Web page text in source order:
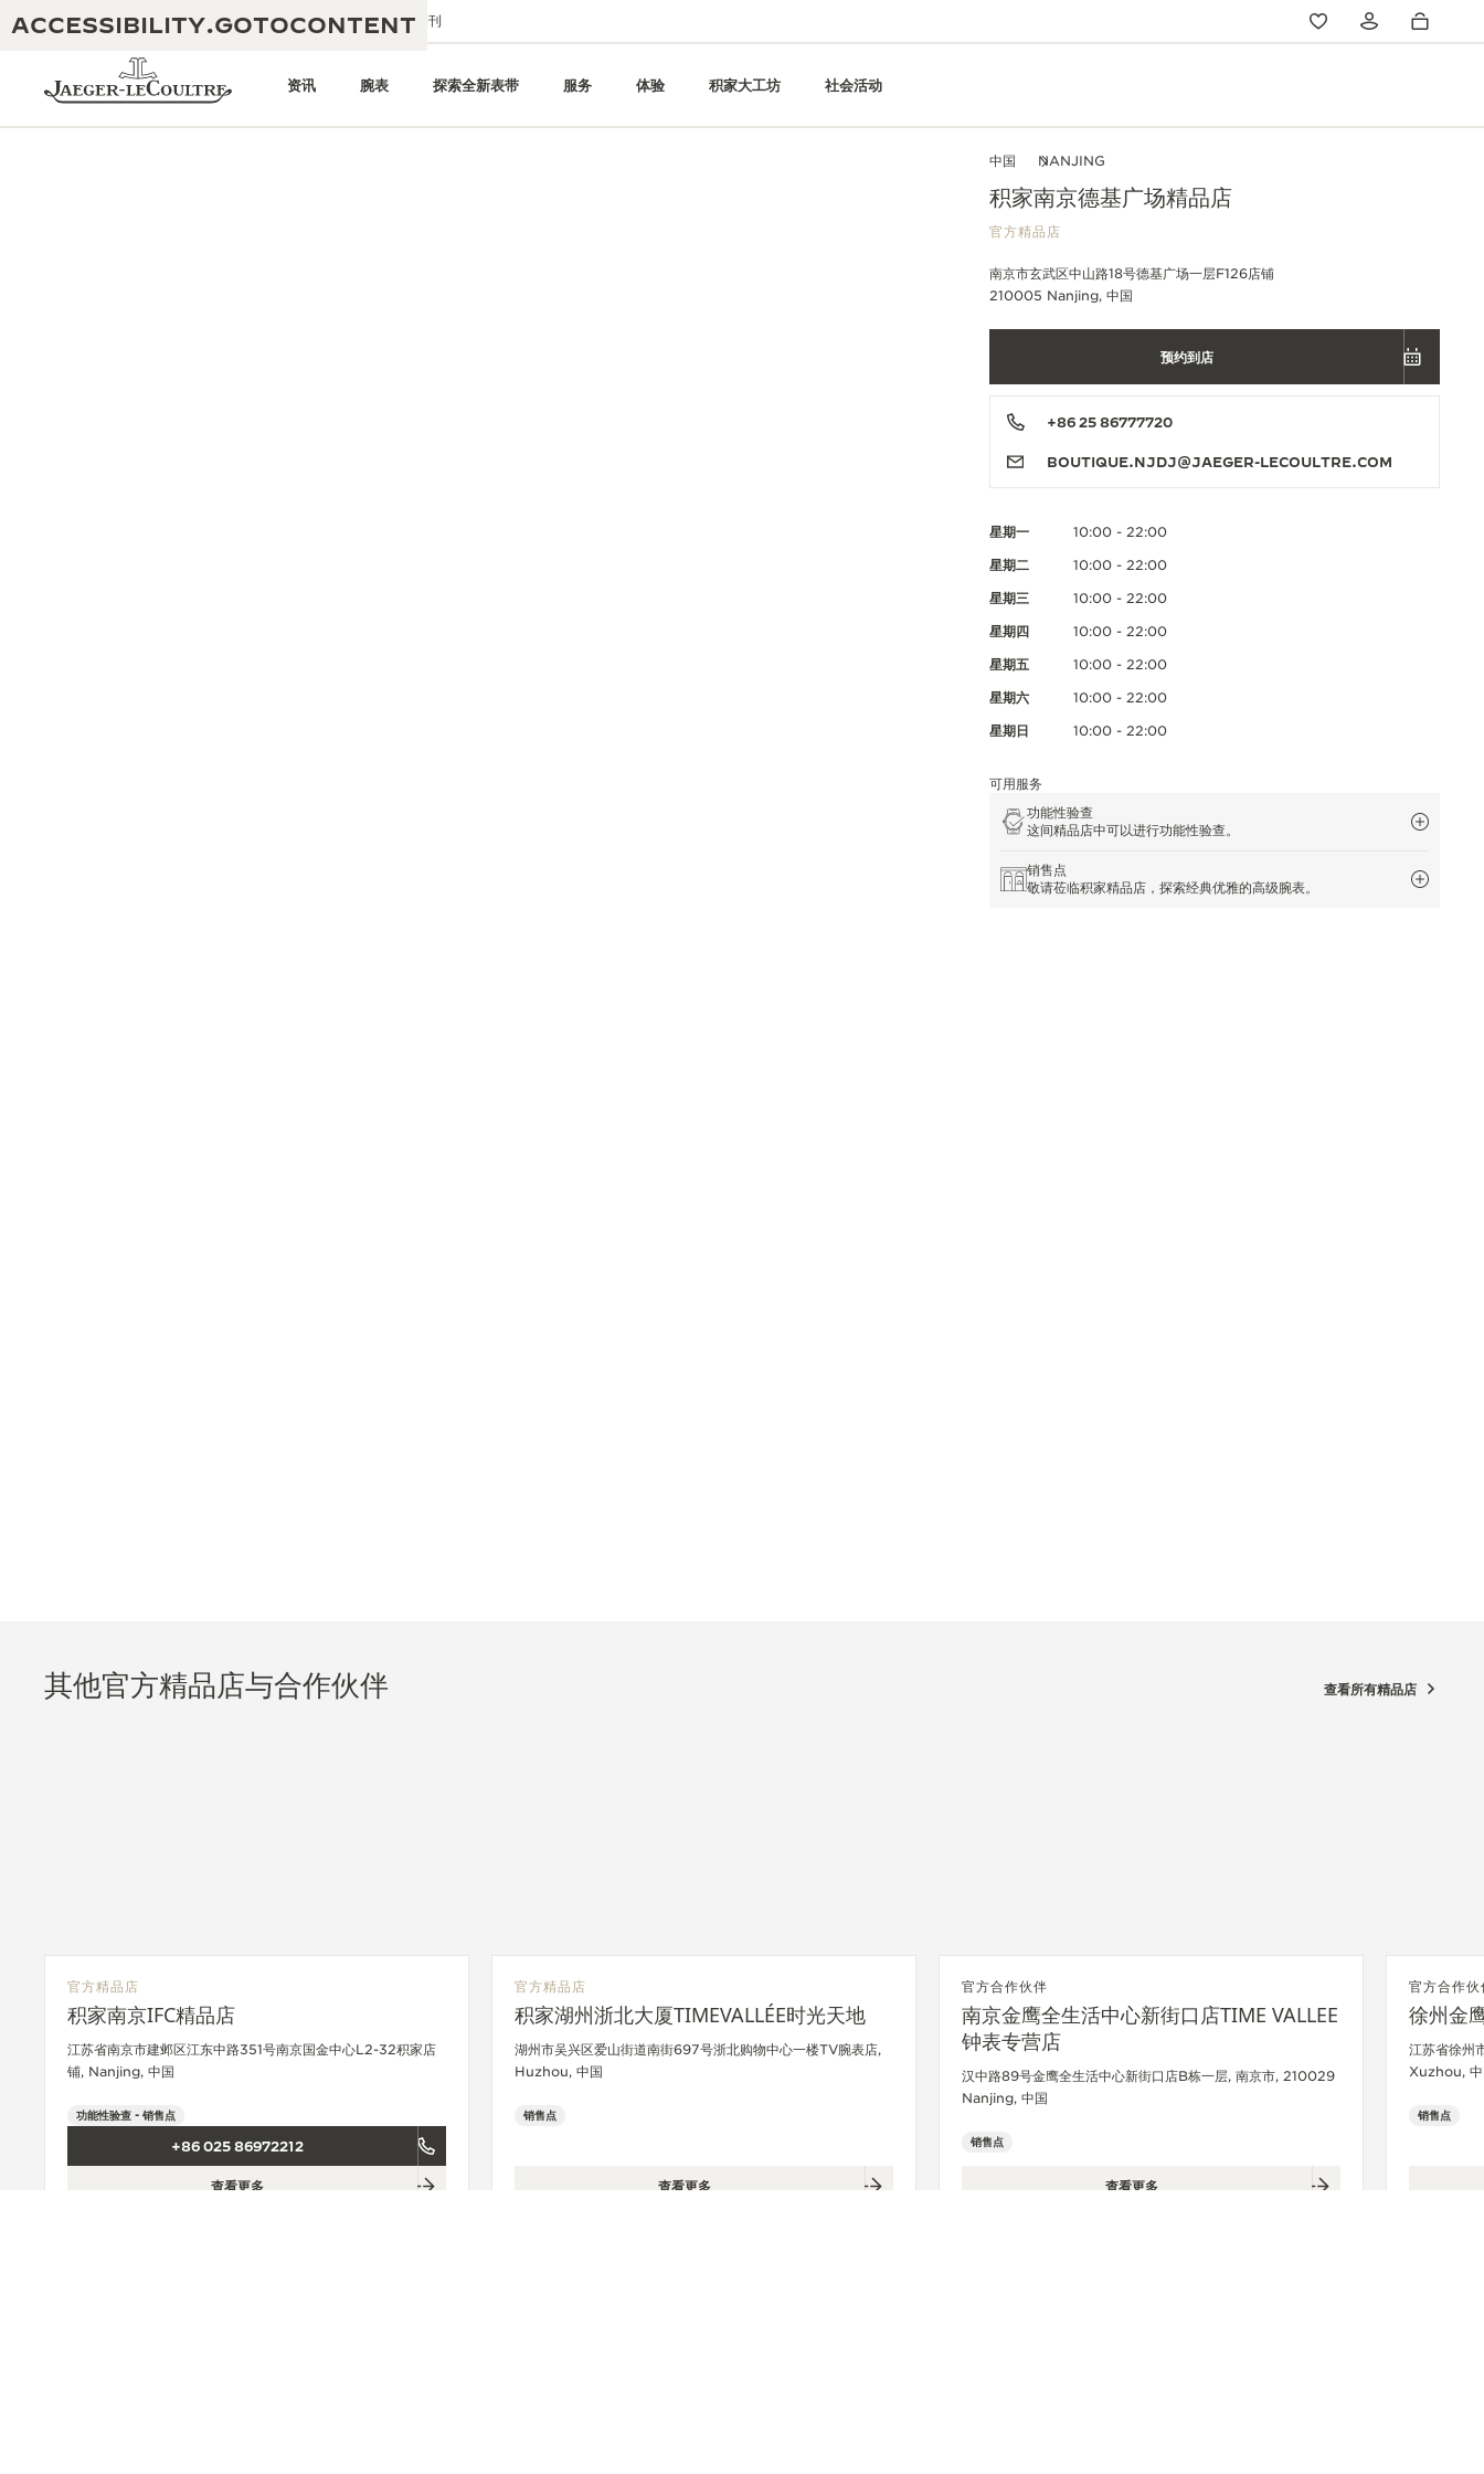
ACCESSIBILITY.GOTOCONTENT
给我们发送电子邮件 精品店 电子期刊
资讯 腕表 探索全新表带 服务 体验 积家大工坊 社会活动
中国 NANJING
积家南京德基广场精品店
官方精品店
南京市玄武区中山路18号德基广场一层F126店铺
210005 Nanjing, 中国
预约到店
+86 25 86777720
BOUTIQUE.NJDJ@JAEGER-LECOULTRE.COM
星期一
10:00 - 22:00
星期二
10:00 - 22:00
星期三
10:00 - 22:00
星期四
10:00 - 22:00
星期五
10:00 - 22:00
星期六
10:00 - 22:00
星期日
10:00 - 22:00
可用服务
功能性验查
这间精品店中可以进行功能性验查。
销售点
敬请莅临积家精品店，探索经典优雅的高级腕表。
其他官方精品店与合作伙伴 查看所有精品店
官方精品店
积家南京IFC精品店
江苏省南京市建邺区江东中路351号南京国金中心L2-32积家店
铺, Nanjing, 中国
功能性验查 - 销售点
+86 025 86972212
查看更多
官方精品店
积家湖州浙北大厦TIMEVALLÉE时光天地
湖州市吴兴区爱山街道南街697号浙北购物中心一楼TV腕表店,
Huzhou, 中国
销售点
查看更多
官方合作伙伴
南京金鹰全生活中心新街口店TIME VALLEE
钟表专营店
汉中路89号金鹰全生活中心新街口店B栋一层, 南京市, 210029
Nanjing, 中国
销售点
查看更多
官方合作伙
徐州金
江苏省徐州
Xuzhou,
销售点